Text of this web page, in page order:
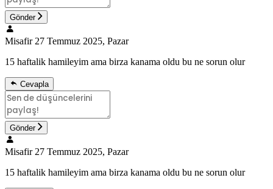
Gönder
Misafir 27 Temmuz 2025, Pazar
15 haftalik hamileyim ama birza kanama oldu bu ne sorun olur
Cevapla
Gönder
Misafir 27 Temmuz 2025, Pazar
15 haftalik hamileyim ama birza kanama oldu bu ne sorun olur